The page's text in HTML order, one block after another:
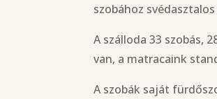
szobához
A szálloda 33 szobás,
van, a matracaink
A szobák saját